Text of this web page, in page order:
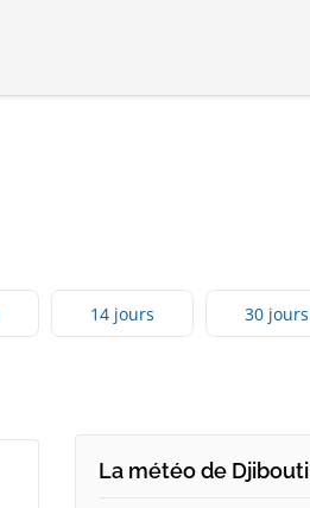
14 jours 30 jours
La météo de Djibouti